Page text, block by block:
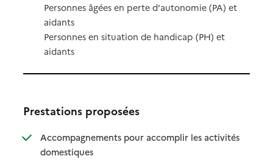
Personnes âgées en perte d'autonomie (PA) et
aidants
Personnes en situation de handicap (PH) et
aidants
Prestations proposées
Accompagnements pour accomplir les activités
domestiques: disponible
: non disponible